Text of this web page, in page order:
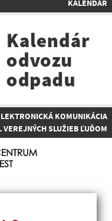
KALENDÁR
KOMUNIKÁCIA
SLUŽIEB ĽUĎOM